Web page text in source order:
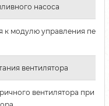
насоса
к модулю управления
вентилятора
вентилятора при